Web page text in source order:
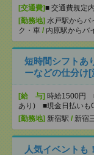
[交通費]■ 交通費規定
[勤務地] 水戸駅からバ
ク・車 / 内原駅からバ
短時間シフトあ
ーなどの仕分け[
[給 与] 時給1500円
あり) ■現金日払いも
[勤務地] 新宿駅 / 新宿
人気イベントも